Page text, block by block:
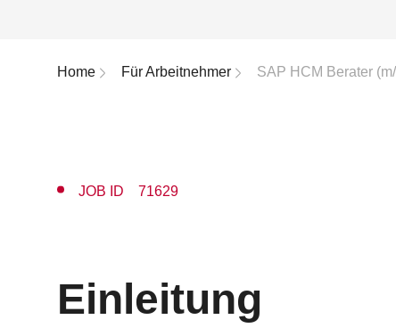
Breadcrumb-Navigation
Home Für Arbeitnehmer SAP HCM Berater
JOB ID 71629
Einleitung